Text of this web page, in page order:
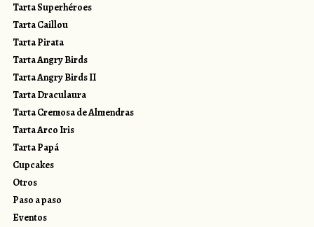
Tarta Superhéroes
Tarta Caillou
Tarta Pirata
Tarta Angry Birds
Tarta Angry Birds II
Tarta Draculaura
Tarta Cremosa de Almendras
Tarta Arco Iris
Tarta Papá
Cupcakes
Otros
Paso a paso
Eventos